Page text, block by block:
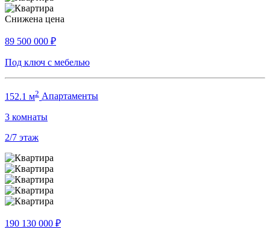
Снижена цена
89 500 000 ₽
Под ключ с мебелью
152.1 м2 Апартаменты
3 комнаты
2/7 этаж
190 130 000 ₽